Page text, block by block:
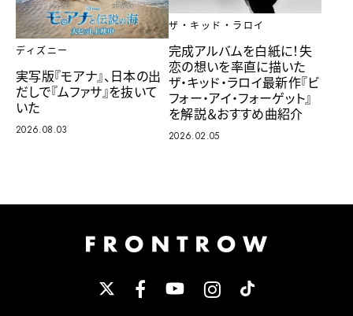
ディズニー
実写版『モアナ』、日本の出
だしで『ムファサ』を抜いて
いた
2026.08.03
ザ・キッド・ラロイ
完成アルバムを白紙に！失
恋の想いを率直に描いた
ザ・キッド・ラロイ最新作『ビ
フォー・アイ・フォーゲット』
を解説＆おすすめ曲紹介
2026.02.05